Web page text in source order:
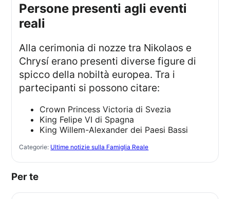
persone presenti agli eventi
reali
Alla cerimonia di nozze tra Nikolaos e
Chrysí erano presenti diverse figure di
spicco della nobiltà europea. Tra i
partecipanti si possono citare:
Crown Princess Victoria di Svezia
King Felipe VI di Spagna
King Willem-Alexander dei Paesi Bassi
Categorie: Ultime notizie sulla Famiglia Reale
Per te